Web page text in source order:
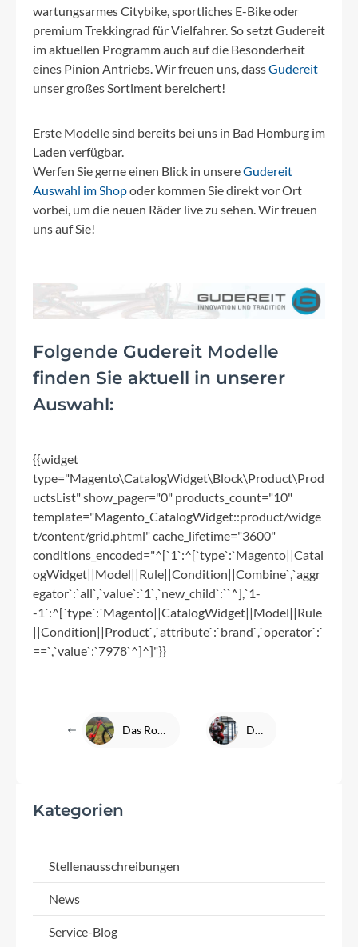
wartungsarmes Citybike, sportliches E-Bike oder
premium Trekkingrad für Vielfahrer. So setzt Gudereit
im aktuellen Programm auch auf die Besonderheit
eines Pinion Antriebs. Wir freuen uns, dassGudereit
unser großes Sortiment bereichert!
Erste Modelle sind bereits bei uns in Bad Homburg im
Laden verfügbar.
Werfen Sie gerne einen Blick in unsereGudereit
Auswahl im Shopoder kommen Sie direkt vor Ort
vorbei, um die neuen Räder live zu sehen. Wir freuen
uns auf Sie!
Folgende Gudereit Modelle
finden Sie aktuell in unserer
Auswahl:
{{widget
type="Magento\CatalogWidget\Block\Product\Prod
uctsList" show_pager="0" products_count="10"
template="Magento_CatalogWidget::product/widge
t/content/grid.phtml" cache_lifetime="3600"
conditions_encoded="^[`1`:^[`type`:`Magento||Catal
ogWidget||Model||Rule||Condition||Combine`,`aggr
egator`:`all`,`value`:`1`,`new_child`:``^],`1-
-1`:^[`type`:`Magento||CatalogWidget||Model||Rule
||Condition||Product`,`attribute`:`brand`,`operator`:`
==`,`value`:`7978`^]^]"}}
Das Rotwild R.X735 und der Shimano EP800 - Jürgen stellt vor Danke für Ihre Treue
Kategorien
Stellenausschreibungen
News
Service-Blog